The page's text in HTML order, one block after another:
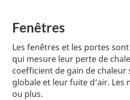
Fenêtres
Les fenêtres et les portes sont
qui mesure leur perte de
coefficient de gain de chaleur
globale et leur fuite d’air. Les
ou plus.